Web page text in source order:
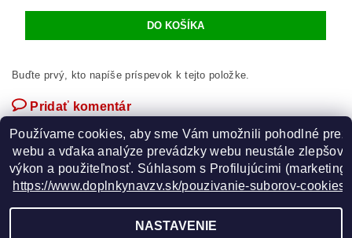
Buďte prvý, kto napíše príspevok k tejto položke.
Pridať komentár
GOOGLE
Používame cookies, aby sme Vám umožnili pohodlné
webu a vďaka analýze prevádzky webu neustále
výkon a použiteľnosť. Súhlasom s Profilujúcimi
https://www.doplnkynavzv.sk/pouzivanie-suborov-cookies/
NASTAVENIE